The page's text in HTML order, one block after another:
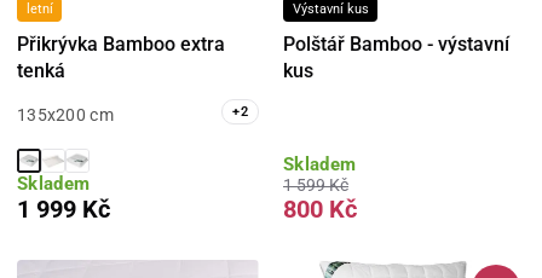
letní
Přikrývka Bamboo extra
tenká
135x200 cm +2
Skladem
1 999 Kč
Výstavní kus
Polštář Bamboo - výstavní
kus
Skladem
1 599 Kč
800 Kč